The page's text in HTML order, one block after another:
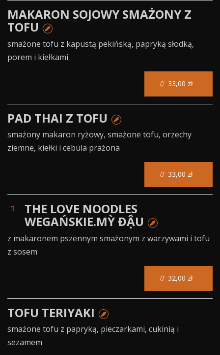
MAKARON SOJOWY SMAŻONY Z
TOFU
smażone tofu z kapustą pekińską, papryką słodką,
porem i kiełkami
PAD THAI Z TOFU
smażony makaron ryżowy, smażone tofu, orzechy
ziemne, kiełki i cebula prażona
THE LOVE NOODLES
WEGAŃSKIE.MỲ ĐẬU
z makaronem pszennym smażonym z warzywami i tofu
z sosem
TOFU TERIYAKI
smażone tofu z papryką, pieczarkami, cukinią i
sezamem